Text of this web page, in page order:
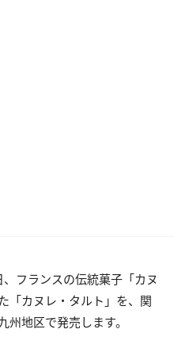
フランスの伝統菓子「カヌ
「カヌレ・タルト」を、関
地区で発売します。